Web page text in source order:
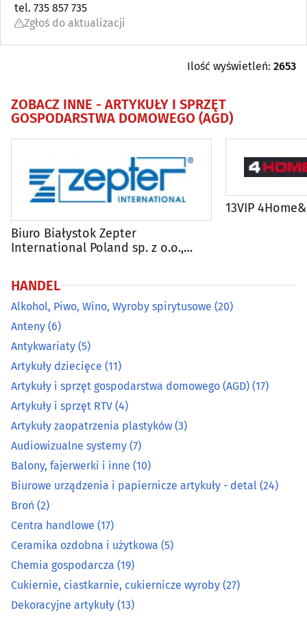
Artykuły dziecięce
Artykuły i sprzęt gospodarstwa domowego (AGD)(17)
Artykuły zaopatrzenia plastyków(3)
Balony, fajerwerki i inne(10)
Biurowe urządzenia i papiernicze artykuły - detal
Centra handlowe
Ceramika ozdobna i użytkowa
Chemia gospodarcza(19)
Cukiernie, ciastkarnie, cukiernicze wyroby
Dekoracyjne artykuły(13)
Dewocjonalia, artykuły komunijne, do chrztu
Dodatki krawieckie
Elektronarzędzia (32)
Elektroniczne artykuły i sprzęt
Elektrotechniczne artykuły
tel. 735 857 735
Zgłoś do aktualizacji
Ilość wyświetleń: 2653
ZOBACZ INNE - ARTYKUŁY I SPRZĘT
GOSPODARSTWA DOMOWEGO (AGD)
Biuro Białystok Zepter
International Poland sp. z o.o.,
13VIP
HANDEL
Alkohol, Piwo, Wino, Wyroby spirytusowe (20)
Anteny (6)
Antykwariaty (5)
Artykuły dziecięce (11)
Artykuły i sprzęt gospodarstwa domowego (AGD) (17)
Artykuły i sprzęt RTV (4)
Artykuły zaopatrzenia plastyków (3)
Audiowizualne systemy (7)
Balony, fajerwerki i inne (10)
Biurowe urządzenia i papiernicze artykuły - detal (24)
Broń (2)
Centra handlowe (17)
Ceramika ozdobna i użytkowa (5)
Chemia gospodarcza (19)
Cukiernie, ciastkarnie, cukiernicze wyroby (27)
Dekoracyjne artykuły (13)